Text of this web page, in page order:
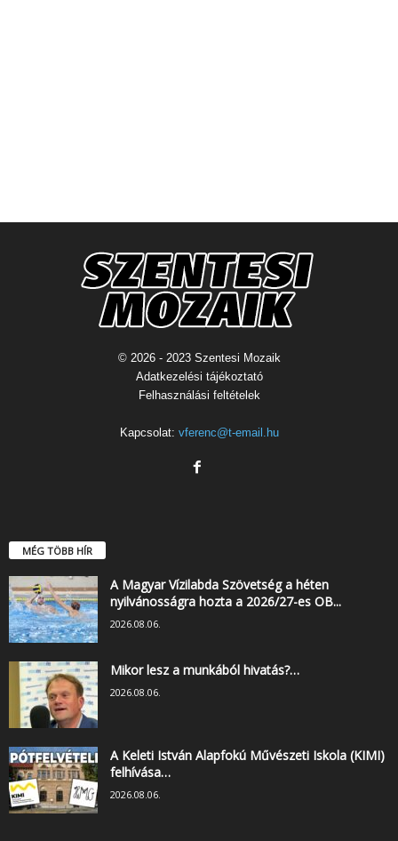
© 2026 - 2023 Szentesi Mozaik
Adatkezelési tájékoztató
Felhasználási feltételek
Kapcsolat: vferenc@t-email.hu
MÉG TÖBB HÍR
A Magyar Vízilabda Szövetség a héten
nyilvánosságra hozta a 2026/27-es OB...
2026.08.06.
Mikor lesz a munkából hivatás?…
2026.08.06.
A Keleti István Alapfokú Művészeti Iskola (KIMI)
felhívása…
2026.08.06.